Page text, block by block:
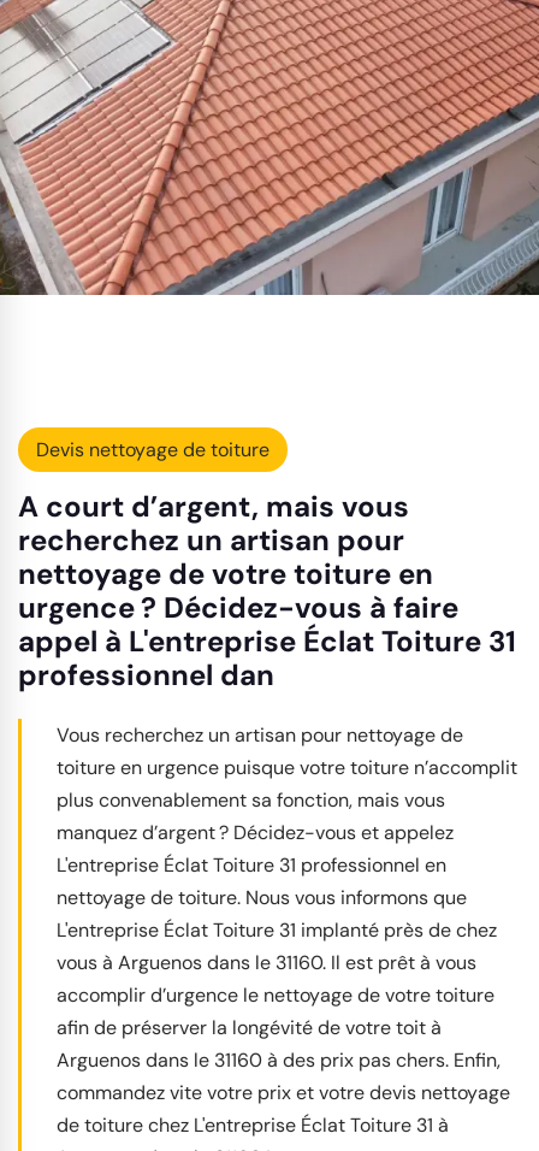
Devis nettoyage de toiture
A court d’argent, mais vous
recherchez un artisan pour
nettoyage de votre toiture en
urgence ? Décidez-vous à faire
appel à L'entreprise Éclat Toiture 31
professionnel dan
Vous recherchez un artisan pour nettoyage de
toiture en urgence puisque votre toiture n’accomplit
plus convenablement sa fonction, mais vous
manquez d’argent ? Décidez-vous et appelez
L'entreprise Éclat Toiture 31 professionnel en
nettoyage de toiture. Nous vous informons que
L'entreprise Éclat Toiture 31 implanté près de chez
vous à Arguenos dans le 31160. Il est prêt à vous
accomplir d’urgence le nettoyage de votre toiture
afin de préserver la longévité de votre toit à
Arguenos dans le 31160 à des prix pas chers. Enfin,
commandez vite votre prix et votre devis nettoyage
de toiture chez L'entreprise Éclat Toiture 31 à